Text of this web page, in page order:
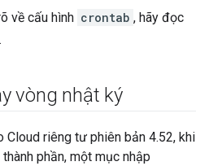
về cấu hình crontab , hãy đọc
.
vòng nhật ký
Cloud riêng tư phiên bản 4.52, khi
thành phần, một mục nhập